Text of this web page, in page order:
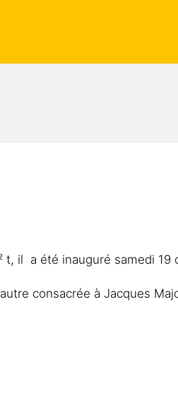
il a été inauguré samedi 19
consacrée à Jacques